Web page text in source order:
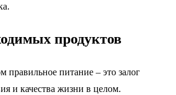
продуктов
правильное питание – это залог
и качества жизни в целом.